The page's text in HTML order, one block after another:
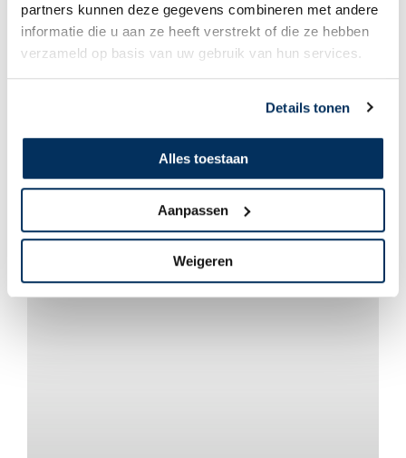
partners kunnen deze gegevens combineren met andere
informatie die u aan ze heeft verstrekt of die ze hebben
verzameld op basis van uw gebruik van hun services.
Details tonen
Alles toestaan
Aanpassen
Weigeren
René & Janneke Don
Vakantiekado